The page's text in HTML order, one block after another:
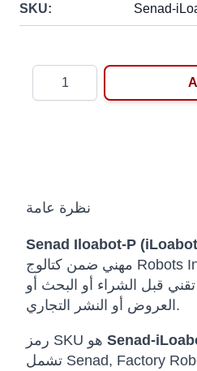
SKU: Senad-
نظرة عامة
Senad Iloabot-P
مهني ضمن كتالوج Robots International للجهات
تقني قبل الشراء أو البحث أو
العروض أو النشر التجاري.
Senad-
تشمل Senad, Factory Robots, Logistics Robots.